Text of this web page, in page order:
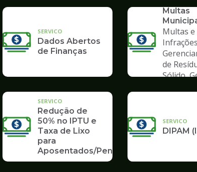
SERVICO
Dados Abertos
de Finanças
Multas
Multas e
de
Sólido,
SERVICO
Redução de
50% no IPTU e
Taxa de Lixo
para
Aposentados/Pensionistas
SERVICO
DIPAM